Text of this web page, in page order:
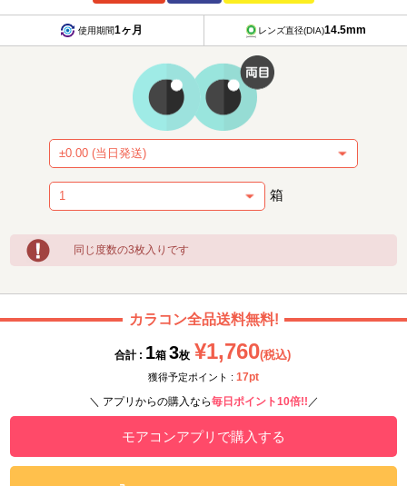
使用期間1ヶ月 レンズ直径(DIA)14.5mm
箱
同じ度数の3枚入りです
カラコン全品送料無料!
合計 : 1箱 3枚 ¥1,760(税込)
獲得予定ポイント : 17pt
＼ アプリからの購入なら毎日ポイント10倍!! ／
モアコンアプリで購入する